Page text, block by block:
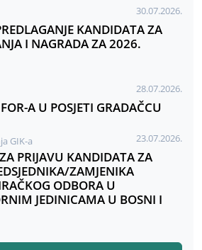
30.07.2026.
KANDIDATA ZA
I NAGRADA ZA 2026.
28.07.2026.
A U POSJETI GRADAČCU
GIK-a 23.07.2026.
PRIJAVU KANDIDATA ZA
ZAMJENIKA
ODBORA U
JEDINICAMA U BOSNI I